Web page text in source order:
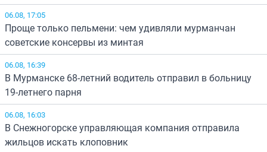
06.08, 17:05
Проще только пельмени: чем удивляли мурманчан
советские консервы из минтая
06.08, 16:39
В Мурманске 68-летний водитель отправил в больницу
19-летнего парня
06.08, 16:03
В Снежногорске управляющая компания отправила
жильцов искать клоповник